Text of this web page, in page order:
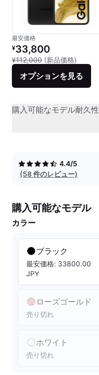
最安価格
リファービッシュ品の価格：
¥33,800
¥112,000 (新品価格)
オプションを見る
購入可能なモデル耐久性
4.4/5
(58 件のレビュー)
購入可能なモデル
カラー
ブラック
最安価格: 33800.00
JPY
ローズゴールド
売り切れ
ホワイト
売り切れ